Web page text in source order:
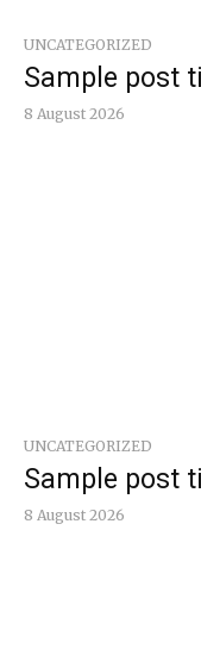
UNCATEGORIZED
Sample post
8 August 2026
UNCATEGORIZED
Sample post
8 August 2026